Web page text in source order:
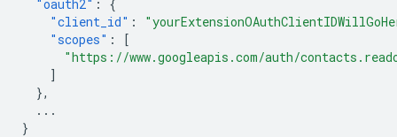
"oauth2" :
{
"client_id" :
"scopes" :
[
"https://www.googleapis.com/auth/
]
},
...
}